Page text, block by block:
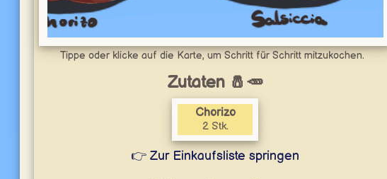
Tippe oder klicke auf die Karte, um Schritt für Schritt mitzukochen.
Zutaten 🧂🥕
Chorizo
2 Stk.
👉 Zur Einkaufsliste springen